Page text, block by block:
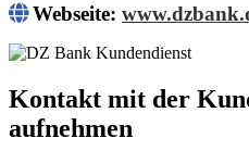
Webseite:
Kontakt mit der
aufnehmen